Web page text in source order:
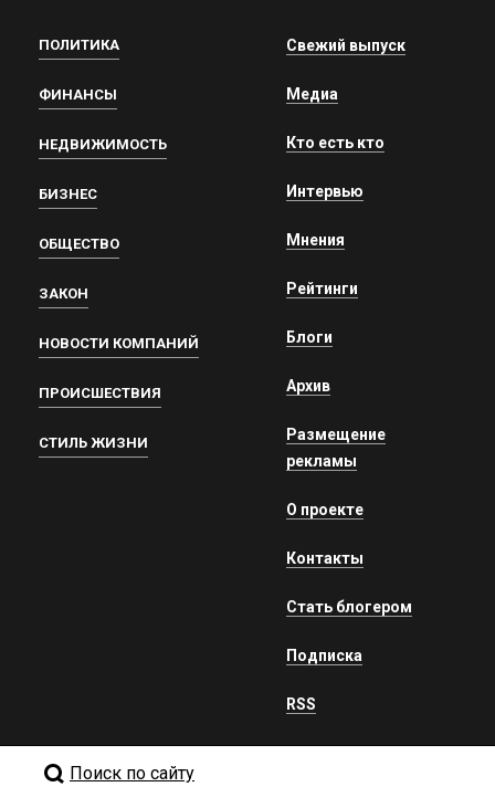
ПОЛИТИКА
ФИНАНСЫ
НЕДВИЖИМОСТЬ
БИЗНЕС
ОБЩЕСТВО
ЗАКОН
НОВОСТИ КОМПАНИЙ
ПРОИСШЕСТВИЯ
СТИЛЬ ЖИЗНИ
Свежий выпуск
Медиа
Кто есть кто
Интервью
Мнения
Рейтинги
Блоги
Архив
Размещение
рекламы
О проекте
Контакты
Стать блогером
Подписка
RSS
Поиск по сайту